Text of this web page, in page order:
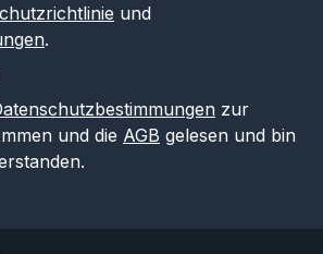
und
.
zur
und die AGB gelesen und bin